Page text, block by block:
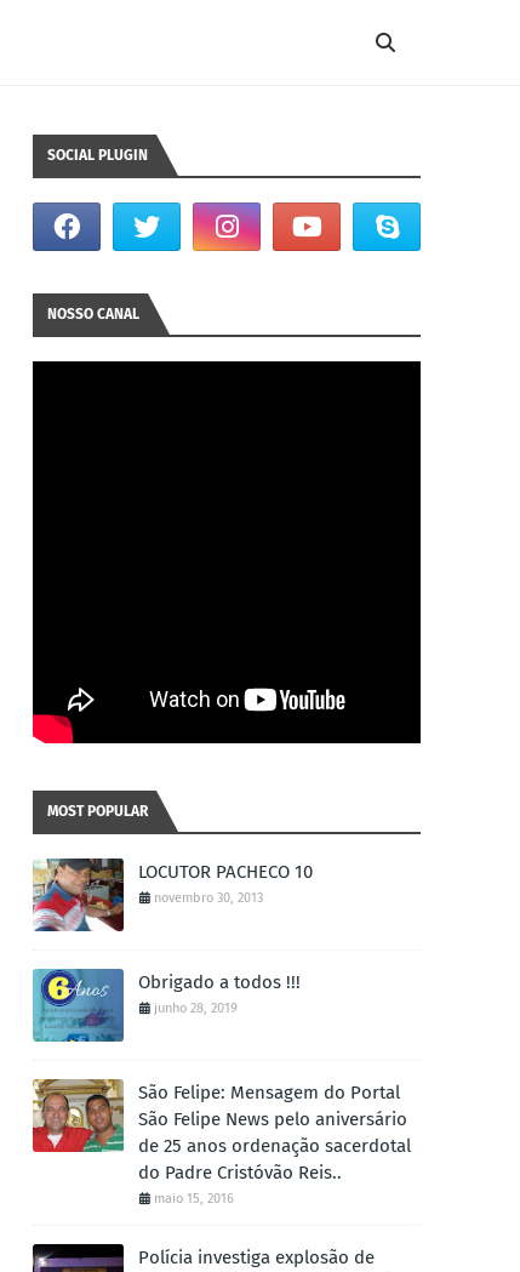
SOCIAL PLUGIN
NOSSO CANAL
MOST POPULAR
LOCUTOR PACHECO 10
novembro 30, 2013
Obrigado a todos !!!
junho 28, 2019
São Felipe: Mensagem do Portal
São Felipe News pelo aniversário
de 25 anos ordenação sacerdotal
do Padre Cristóvão Reis..
maio 15, 2016
Polícia investiga explosão de